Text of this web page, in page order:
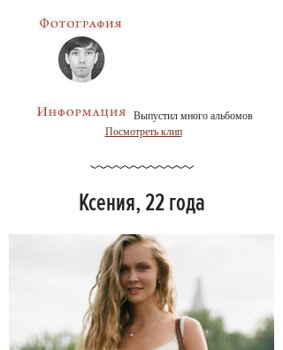
Выпустил много альбомов
Посмотреть клип
Ксения, 22 года